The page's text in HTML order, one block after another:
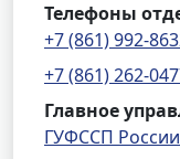
Телефоны
+7 (861) 992-
+7 (861) 262-
Главное
ГУФССП